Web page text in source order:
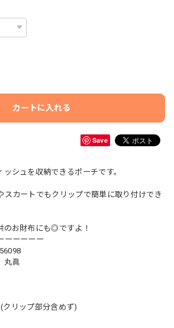
カートに入れる
Save
シュを収納できるポーチです。
スカートでもクリップで簡単に取り付けでき
のお財布にも◎ですよ！
ーーーーー
丸眞
クリップ部分含めず)